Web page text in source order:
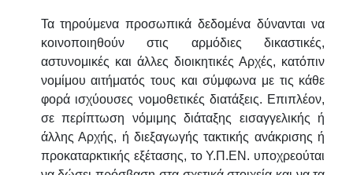
Τα τηρούμενα προσωπικά δεδομένα δύνανται να
κοινοποιηθούν στις αρμόδιες δικαστικές,
αστυνομικές και άλλες διοικητικές Αρχές, κατόπιν
νομίμου αιτήματός τους και σύμφωνα με τις κάθε
φορά ισχύουσες νομοθετικές διατάξεις. Επιπλέον,
σε περίπτωση νόμιμης διάταξης εισαγγελικής ή
άλλης Αρχής, ή διεξαγωγής τακτικής ανάκρισης ή
προκαταρκτικής εξέτασης, το Υ.Π.ΕΝ. υποχρεούται